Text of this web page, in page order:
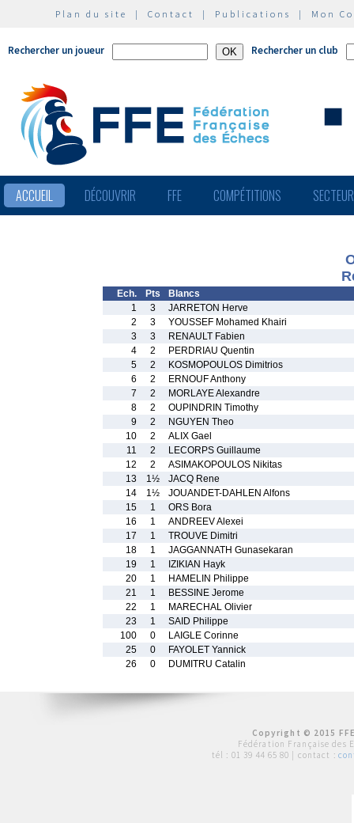
Plan du site | Contact | Publications | Mon
Rechercher un joueur Rechercher un club
ACCUEIL DÉCOUVRIR FFE COMPÉTITIONS
Ech. Pts
Blancs
1
3
JARRETON Herve
2
3
YOUSSEF Mohamed Khairi
3
3
RENAULT Fabien
4
2
PERDRIAU Quentin
5
2
KOSMOPOULOS Dimitrios
6
2
ERNOUF Anthony
7
2
MORLAYE Alexandre
8
2
OUPINDRIN Timothy
9
2
NGUYEN Theo
10
2
ALIX Gael
11
2
LECORPS Guillaume
12
2
ASIMAKOPOULOS Nikitas
13
1½
JACQ Rene
14
1½
JOUANDET-DAHLEN Alfons
15
1
ORS Bora
16
1
ANDREEV Alexei
17
1
TROUVE Dimitri
18
1
JAGGANNATH Gunasekaran
19
1
IZIKIAN Hayk
20
1
HAMELIN Philippe
21
1
BESSINE Jerome
22
1
MARECHAL Olivier
23
1
SAID Philippe
100
0
LAIGLE Corinne
25
0
FAYOLET Yannick
26
0 DUMITRU Catalin
Copyright © 2015
Fédération Française des
tél : 01 39 44 65 80 | contact :